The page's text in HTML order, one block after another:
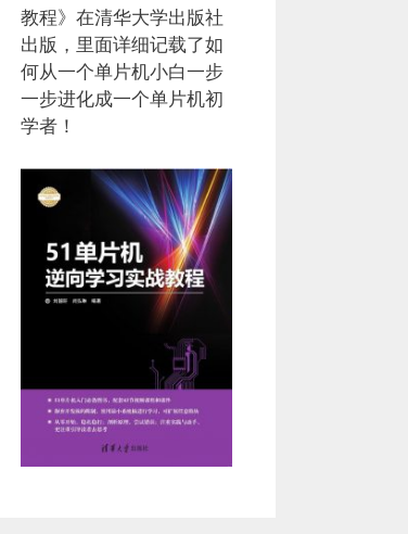
教程》在清华大学出版社
出版，里面详细记载了如
何从一个单片机小白一步
一步进化成一个单片机初
学者！